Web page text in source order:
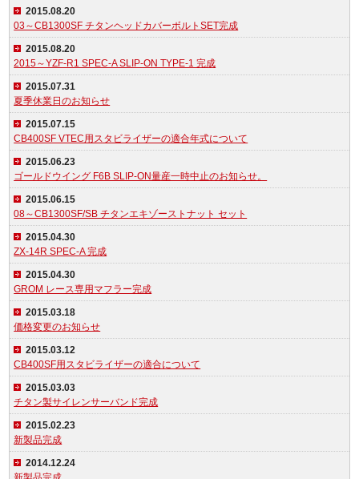
2015.08.20
03～CB1300SF チタンヘッドカバーボルトSET完成
2015.08.20
2015～YZF-R1 SPEC-A SLIP-ON TYPE-1 完成
2015.07.31
夏季休業日のお知らせ
2015.07.15
CB400SF VTEC用スタビライザーの適合年式について
2015.06.23
ゴールドウイング F6B SLIP-ON量産一時中止のお知らせ。
2015.06.15
08～CB1300SF/SB チタンエキゾーストナット セット
2015.04.30
ZX-14R SPEC-A 完成
2015.04.30
GROM レース専用マフラー完成
2015.03.18
価格変更のお知らせ
2015.03.12
CB400SF用スタビライザーの適合について
2015.03.03
チタン製サイレンサーバンド完成
2015.02.23
新製品完成
2014.12.24